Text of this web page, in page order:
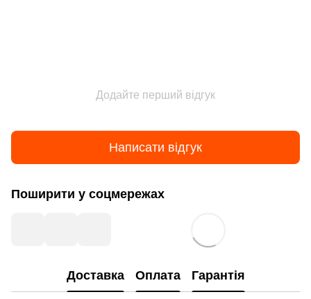
Додайте перший відгук
Написати відгук
Поширити у соцмережах
Доставка Оплата Гарантія